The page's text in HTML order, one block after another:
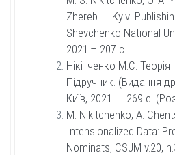
Zhereb. – Kyiv:
Shevchenko National
2021.– 207 c.
Нікітченко М.С.
Підручник. (Видання
Київ, 2021. – 269 с.
M. Nikitchenko, A.
Intensionalized Data:
Nominats, CSJM v.20,